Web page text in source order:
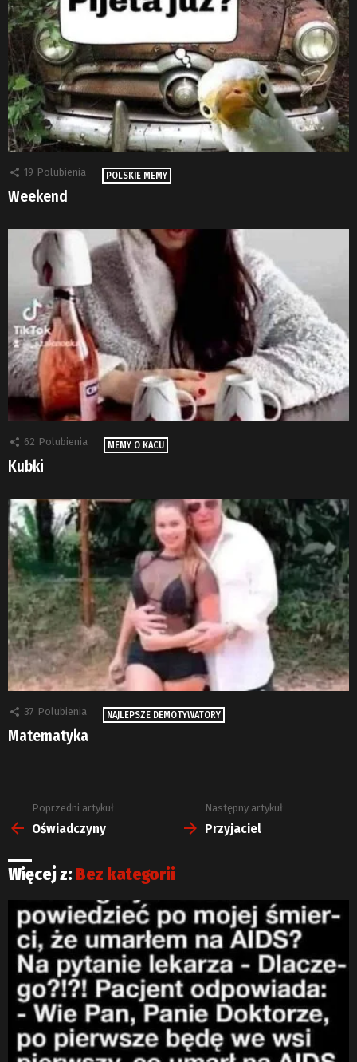
19 Polubienia POLSKIE MEMY
Weekend
62 Polubienia MEMY O KACU
Kubki
37 Polubienia NAJLEPSZE DEMOTYWATORY
Matematyka
Zobacz
więcej
Poprzedni artykuł
Oświadczyny
Następny artykuł
Przyjaciel
Więcej z: Bez kategorii